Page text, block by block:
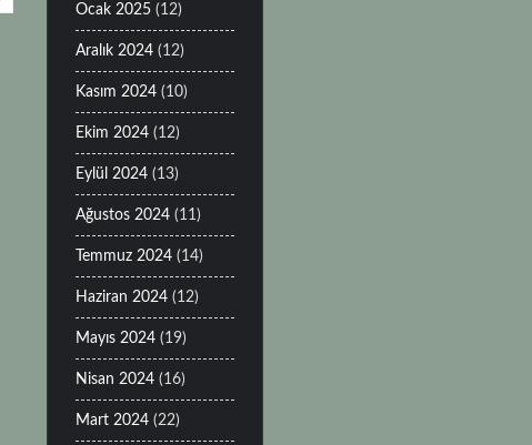
Ocak 2025 (12)
Aralık 2024 (12)
Kasım 2024 (10)
Ekim 2024 (12)
Eylül 2024 (13)
Ağustos 2024 (11)
Temmuz 2024 (14)
Haziran 2024 (12)
Mayıs 2024 (19)
Nisan 2024 (16)
Mart 2024 (22)